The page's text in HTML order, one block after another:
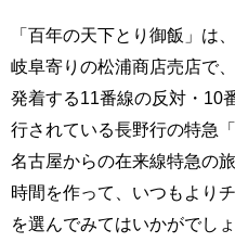
「百年の天下とり御飯」は
岐阜寄りの松浦商店売店で
発着する11番線の反対・10
行されている長野行の特急
名古屋からの在来線特急の
時間を作って、いつもより
を選んでみてはいかがでしょ